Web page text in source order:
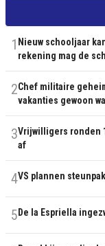
1 Nieuw schooljaar
rekening mag de
2Chef militaire
vakanties gewoon
3Vrijwilligers ronden
af
4VS plannen
5 De la Espriella